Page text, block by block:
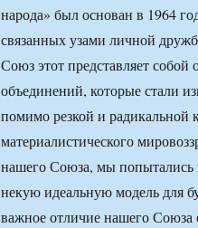
народа» был основан в 1964
связанных узами личной
Союз этот представляет
объединений, которые стали
помимо резкой и радикальной
материалистического
нашего Союза, мы попытались
некую идеальную модель для
важное отличие нашего Союза